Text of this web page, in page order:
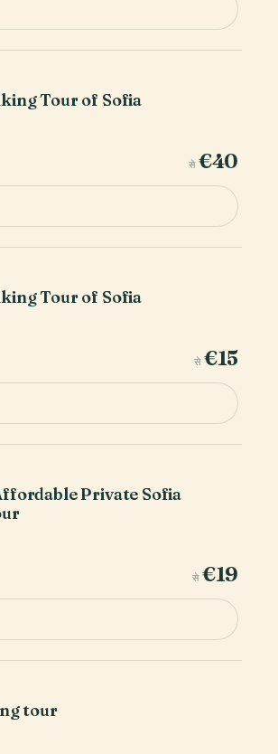
Tour of Sofia
से €40
Tour of Sofia
से €15
Private Sofia
से €19
tour